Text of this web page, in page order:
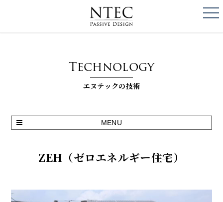
Technology
エヌテックの技術
MENU
ZEH（ゼロエネルギー住宅）